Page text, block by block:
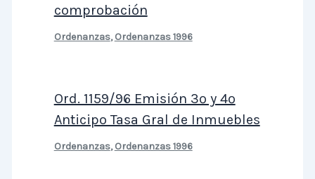
comprobación
Ordenanzas,Ordenanzas 1996
Ord. 1159/96 Emisión 3º y 4º
Anticipo Tasa Gral de Inmuebles
Ordenanzas,Ordenanzas 1996